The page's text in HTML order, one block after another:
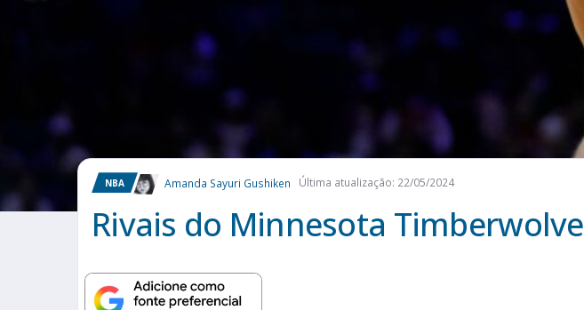
NBA Amanda Sayuri Gushiken Última atualização: 22/05/2024
Rivais do Minnesota